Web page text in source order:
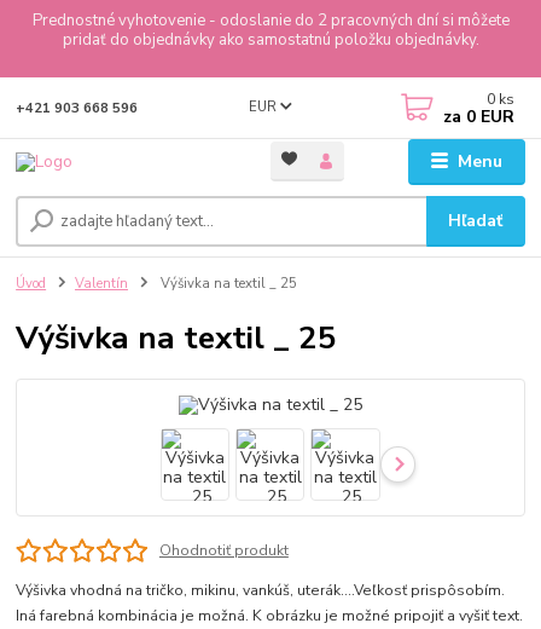
Prednostné vyhotovenie - odoslanie do 2 pracovných dní si môžete
pridať do objednávky ako samostatnú položku objednávky.
Menu
EUR
Hľadať
+421 903 668 596 0 ks
za 0 EUR
Úvod Valentín Výšivka na textil _ 25
Výšivka na textil _ 25
Ohodnotiť produkt
Výšivka vhodná na tričko, mikinu, vankúš, uterák....Veľkosť prispôsobím.
Iná farebná kombinácia je možná. K obrázku je možné pripojiť a vyšiť text.